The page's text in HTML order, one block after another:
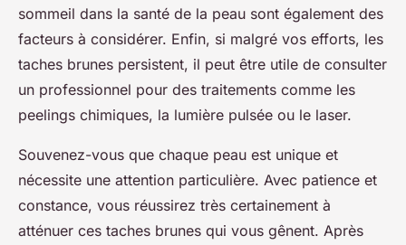
sommeil dans la santé de la peau sont également des
facteurs à considérer. Enfin, si malgré vos efforts, les
taches brunes persistent, il peut être utile de consulter
un professionnel pour des traitements comme les
peelings chimiques, la lumière pulsée ou le laser.
Souvenez-vous que chaque peau est unique et
nécessite une attention particulière. Avec patience et
constance, vous réussirez très certainement à
atténuer ces taches brunes qui vous gênent. Après